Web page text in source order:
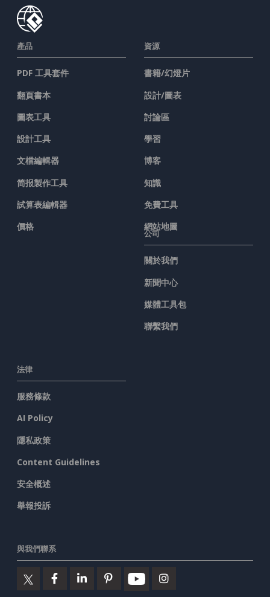
產品
PDF 工具套件
翻頁書本
圖表工具
設計工具
文檔編輯器
简报製作工具
試算表編輯器
價格
資源
書籍/幻燈片
設計/圖表
討論區
學習
博客
知識
免費工具
網站地圖
公司
關於我們
新聞中心
媒體工具包
聯繫我們
法律
服務條款
AI Policy
隱私政策
Content Guidelines
安全概述
舉報投訴
與我們聯系